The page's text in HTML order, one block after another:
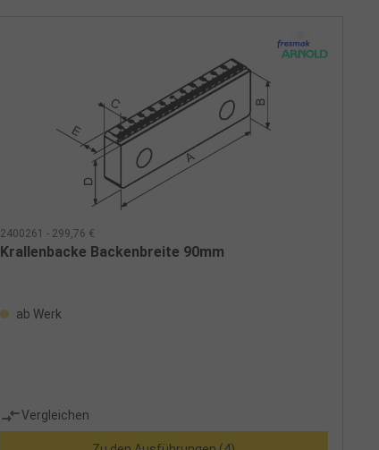
2400261 - 299,76 €
Krallenbacke Backenbreite 90mm
ab Werk
Vergleichen